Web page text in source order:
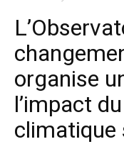
organise
l’impact
climatique